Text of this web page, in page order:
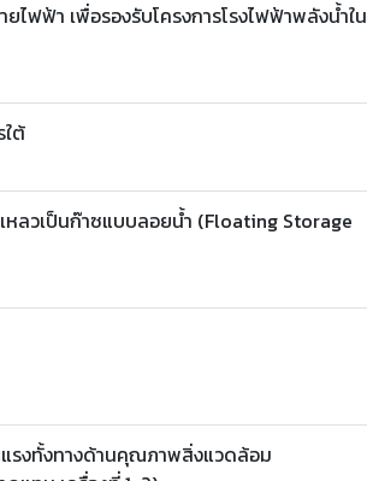
ไฟฟ้า เพื่อรองรับโครงการโรงไฟฟ้าพลังน้ำใน
ต้
หลวเป็นก๊าซแบบลอยน้ำ (Floating Storage
รงทั้งทางด้านคุณภาพสิ่งแวดล้อม